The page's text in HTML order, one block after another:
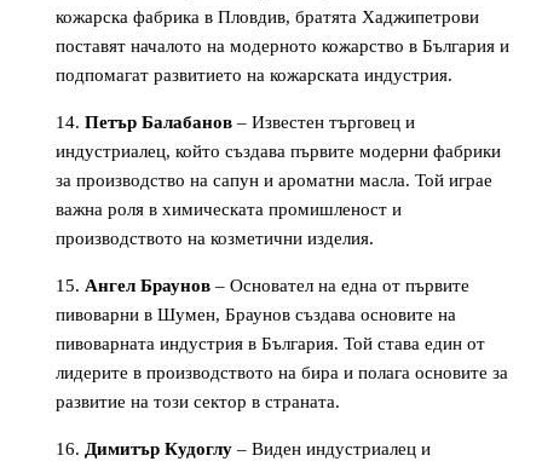
кожарска фабрика в Пловдив, братята Хаджипетрови
поставят началото на модерното кожарство в България и
подпомагат развитието на кожарската индустрия.
Петър Балабанов – Известен търговец и
индустриалец, който създава първите модерни фабрики
за производство на сапун и ароматни масла. Той играе
важна роля в химическата промишленост и
производството на козметични изделия.
Ангел Браунов – Основател на една от първите
пивоварни в Шумен, Браунов създава основите на
пивоварната индустрия в България. Той става един от
лидерите в производството на бира и полага основите за
развитие на този сектор в страната.
Димитър Кудоглу – Виден индустриалец и